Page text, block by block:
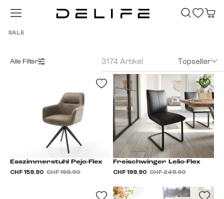
Zum Hauptinhalt springen
SALE
Alle Filter 3174 Artikel Topseller
Esszimmerstuhl Pejo-Flex
CHF 159.90 CHF 199.90
Freischwinger Lelio-Flex
CHF 199.90 CHF 249.90